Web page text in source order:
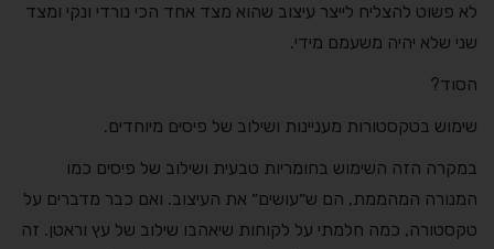
לא פשוט להצליח לייצר עיצוב שהוא מצד אחד הכי נורדי ונקי ומצד
שני שלא יהיה משעמם מידי.
הסוד?
שימוש בטקסטורות מעניינות ושילוב של פיסים מיוחדים.
במקרה הזה השימוש בחומריות טבעית ושילוב של פיסים כמו
המנורה המהממת, הם ש״עושים״ את העיצוב. ואם כבר מדברים על
טקסטורה, כמה חלמתי על לקוחות שיאהבו שילוב של עץ וראטן. זה